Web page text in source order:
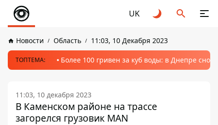
UK
Новости Область 11:03, 10 Декабря 2023
ТОПТЕМА: Более 100 гривен за куб воды: в Днепре
11:03, 10 декабря 2023
В Каменском районе на трассе
загорелся грузовик MAN